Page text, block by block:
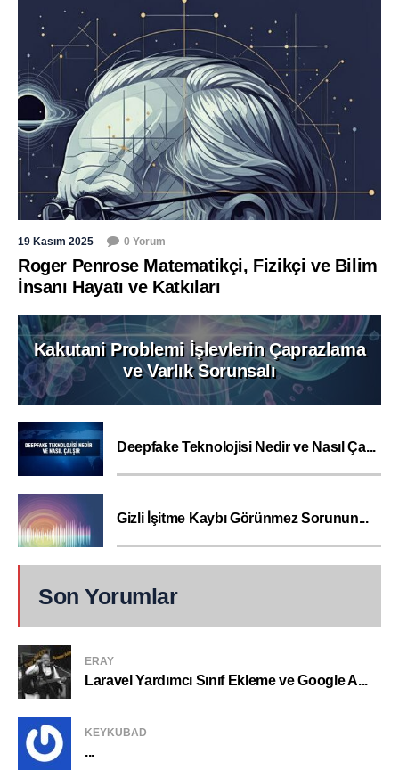
19 Kasım 2025 0 Yorum
Roger Penrose Matematikçi, Fizikçi ve Bilim
İnsanı Hayatı ve Katkıları
Kakutani Problemi İşlevlerin Çaprazlama
ve Varlık Sorunsalı
Deepfake Teknolojisi Nedir ve Nasıl Ça...
Gizli İşitme Kaybı Görünmez Sorunun...
Son Yorumlar
ERAY
Laravel Yardımcı Sınıf Ekleme ve Google A...
KEYKUBAD
...